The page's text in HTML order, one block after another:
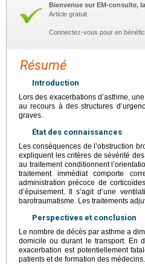
Bienvenue sur EM-consulte,
Article gratuit.
Connectez-vous pour en
Résumé
Introduction
Lors des exacerbations d’asthme,
au recours à des structures
graves.
État des connaissances
Les conséquences de l’obstruction
expliquent les critères de sévérité
au traitement conditionnent
traitement immédiat comporte
administration précoce de
d’épuisement. Il s’agit d’une
barotraumatisme. Les traitements
Perspectives et conclusion
Le nombre de décès par asthme a
domicile ou durant le transport. En
exacerbation est potentiellement
patients et de formation des médecins.